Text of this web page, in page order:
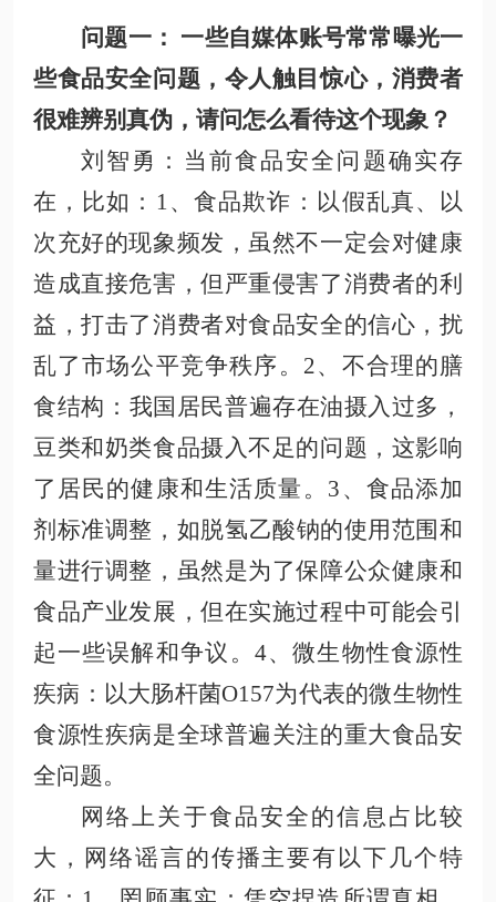
问题一： 一些自媒体账号常常曝光一
些食品安全问题，令人触目惊心，消费者
很难辨别真伪，请问怎么看待这个现象？
刘智勇 ：当前食品安全问题确实存
在，比如： 1、食品欺诈 ：以假乱真、以
次充好的现象频发，虽然不一定会对健康
造成直接危害，但严重侵害了消费者的利
益，打击了消费者对食品安全的信心，扰
乱了市场公平竞争秩序 。 2、不合理的膳
食结构 ：我国居民普遍存在油摄入过多 ，
豆类和奶类食品摄入不足的问题，这影响
了居民的健康和生活质量 。 3、食品添加
剂标准调整 ， 如脱氢乙酸钠的使用范围和
量进行调整，虽然是为了保障公众健康和
食品产业发展，但在实施过程中可能会引
起一些误解和争议 。4、微生物性食源性
疾病 ：以大肠杆菌O157为代表的微生物性
食源性疾病是全球普遍关注的重大食品安
全问题。
网络上关于食品安全的信息占比较
大，网络谣言的传播主要有以下几个特